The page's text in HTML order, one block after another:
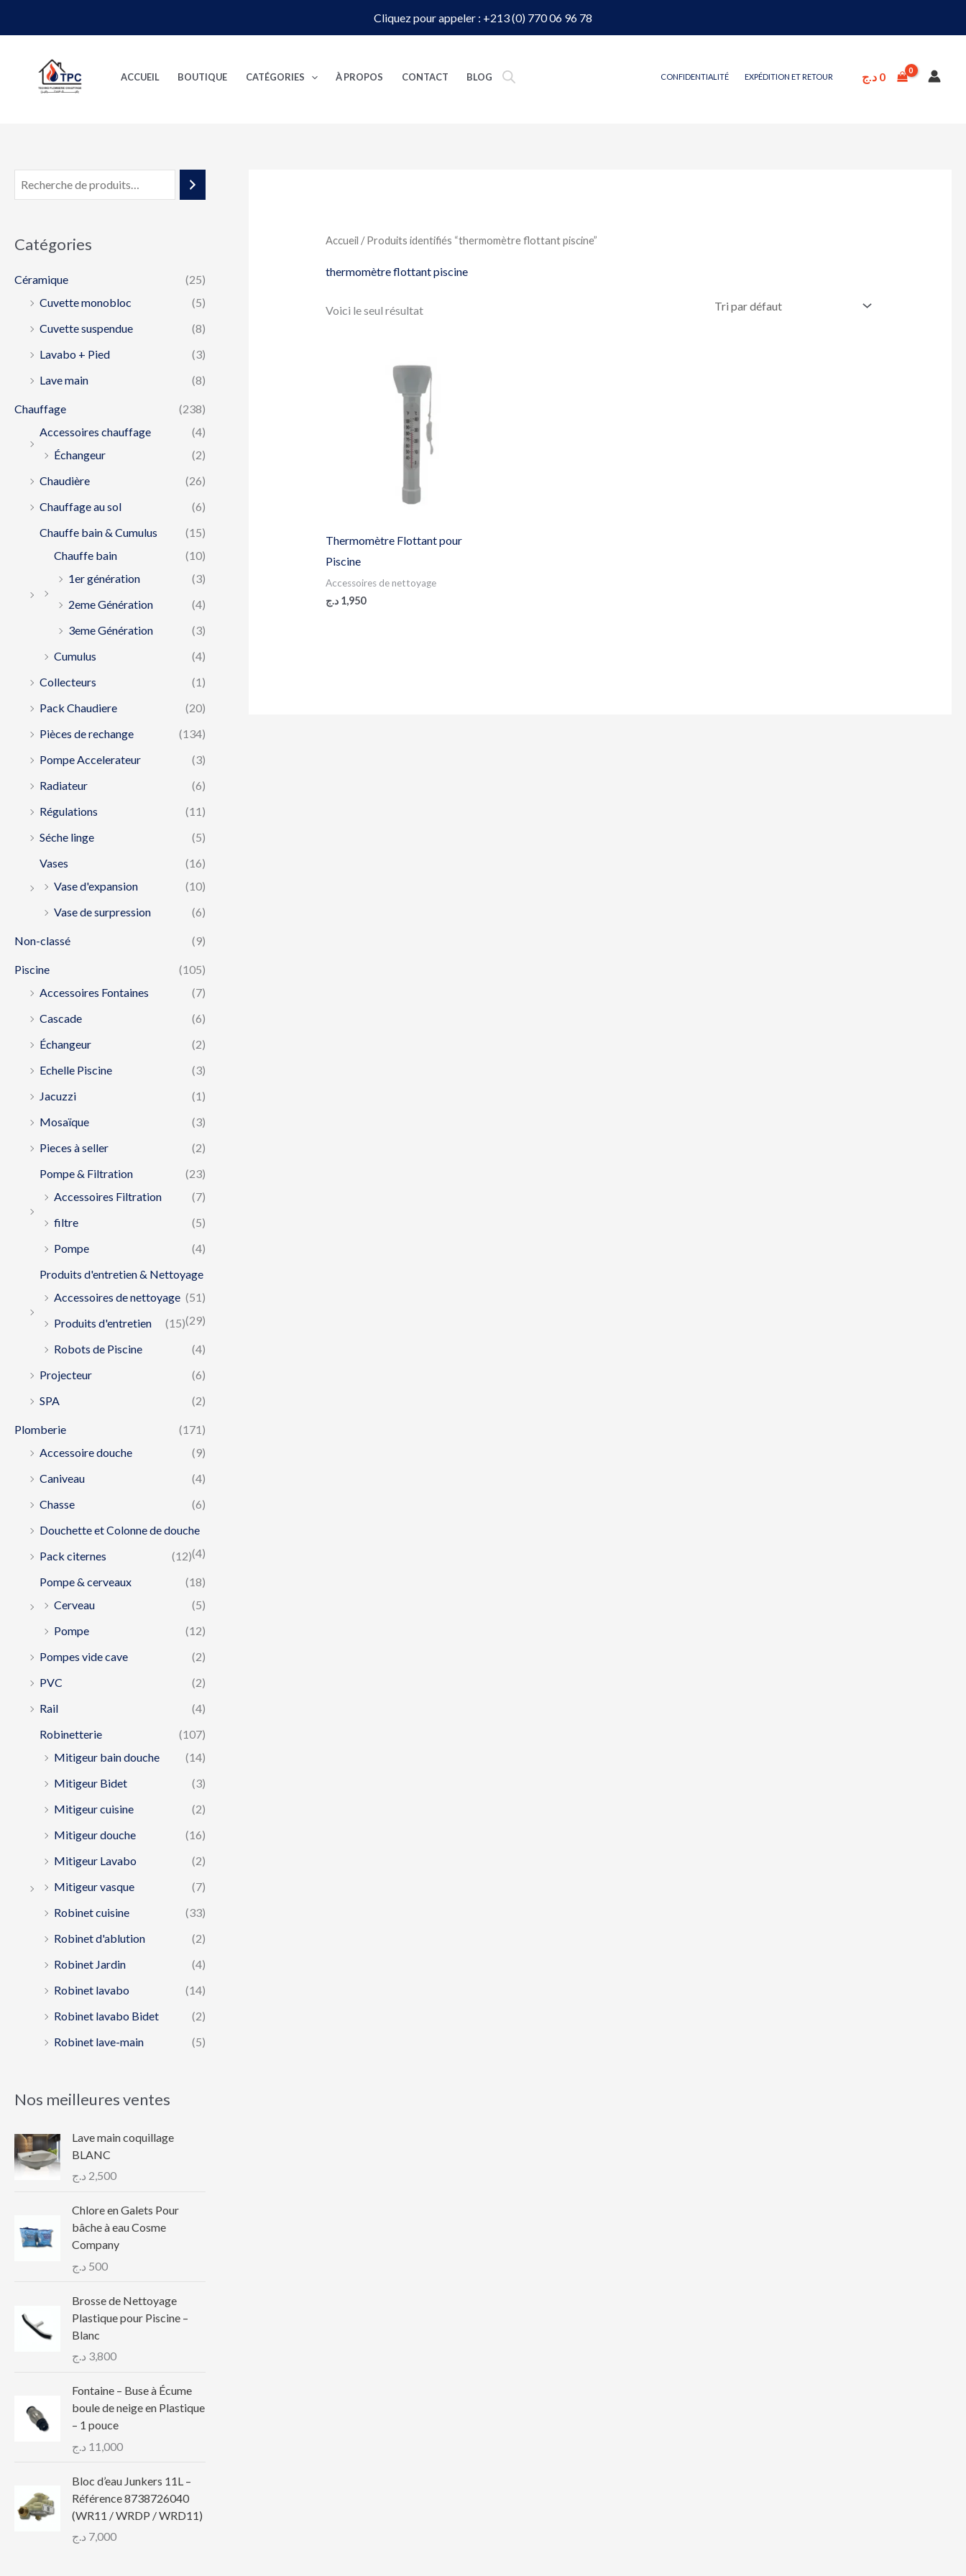
Cliquez pour appeler : +213 (0) 770 06 96 78
ACCUEIL BOUTIQUE CATÉGORIES À PROPOS CONTACT BLOG CONFIDENTIALITÉ EXPÉDITION ET RETOUR 0 د.ج
Catégories
Céramique
(25)
Cuvette monobloc
(5)
Cuvette suspendue
(8)
Lavabo + Pied
(3)
Lave main
(8)
Chauffage
(238)
Accessoires chauffage
(4)
Échangeur
(2)
Chaudière
(26)
Chauffage au sol
(6)
Chauffe bain & Cumulus
(15)
Chauffe bain
(10)
1er génération
(3)
2eme Génération
(4)
3eme Génération
(3)
Cumulus
(4)
Collecteurs
(1)
Pack Chaudiere
(20)
Pièces de rechange
(134)
Pompe Accelerateur
(3)
Radiateur
(6)
Régulations
(11)
Séche linge
(5)
Vases
(16)
Vase d'expansion
(10)
Vase de surpression
(6)
Non-classé (9)
Piscine
(105)
Accessoires Fontaines
(7)
Cascade
(6)
Échangeur
(2)
Echelle Piscine
(3)
Jacuzzi
(1)
Mosaïque
(3)
Pieces à seller
(2)
Pompe & Filtration
(23)
Accessoires Filtration
(7)
filtre
(5)
Pompe
(4)
Produits d'entretien & Nettoyage
(51)
Accessoires de nettoyage
(29)
Produits d'entretien
(15)
Robots de Piscine
(4)
Projecteur
(6)
SPA
(2)
Plomberie
(171)
Accessoire douche
(9)
Caniveau
(4)
Chasse
(6)
Douchette et Colonne de douche
(4)
Pack citernes
(12)
Pompe & cerveaux
(18)
Cerveau
(5)
Pompe
(12)
Pompes vide cave
(2)
PVC
(2)
Rail
(4)
Robinetterie
(107)
Mitigeur bain douche
(14)
Mitigeur Bidet
(3)
Mitigeur cuisine
(2)
Mitigeur douche
(16)
Mitigeur Lavabo
(2)
Mitigeur vasque
(7)
Robinet cuisine
(33)
Robinet d'ablution
(2)
Robinet Jardin
(4)
Robinet lavabo
(14)
Robinet lavabo Bidet
(2)
Robinet lave-main
(5)
Nos meilleures ventes
Lave main coquillage
BLANC
2,500 د.ج
Chlore en Galets Pour
bâche à eau Cosme
Company
500 د.ج
Brosse de Nettoyage
Plastique pour Piscine –
Blanc
3,800 د.ج
Fontaine – Buse à Écume
boule de neige en Plastique
– 1 pouce
11,000 د.ج
Bloc d’eau Junkers 11L –
Référence 8738726040
(WR11 / WRDP / WRD11)
7,000 د.ج
Accueil / Produits identifiés “thermomètre flottant piscine”
thermomètre flottant piscine
Voici le seul résultat
Thermomètre Flottant pour
Piscine
Accessoires de nettoyage
1,950 د.ج